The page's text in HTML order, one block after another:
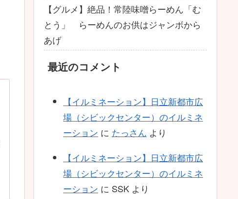
【グルメ】絶品！常陸味噌らーめん「む
とう」 らーめんのお供はジャンボから
あげ
最近のコメント
【イルミネーション】日立新都市広
場（シビックセンター）のイルミネ
ーション に たっさん より
【イルミネーション】日立新都市広
場（シビックセンター）のイルミネ
ーション に SSK より